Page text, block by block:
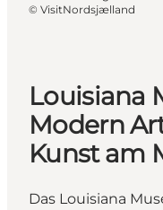
© VisitNordsjælland
Louisiana
Modern
Kunst am
Das Louisiana